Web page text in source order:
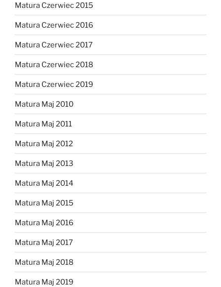
Matura Czerwiec 2015
Matura Czerwiec 2016
Matura Czerwiec 2017
Matura Czerwiec 2018
Matura Czerwiec 2019
Matura Maj 2010
Matura Maj 2011
Matura Maj 2012
Matura Maj 2013
Matura Maj 2014
Matura Maj 2015
Matura Maj 2016
Matura Maj 2017
Matura Maj 2018
Matura Maj 2019